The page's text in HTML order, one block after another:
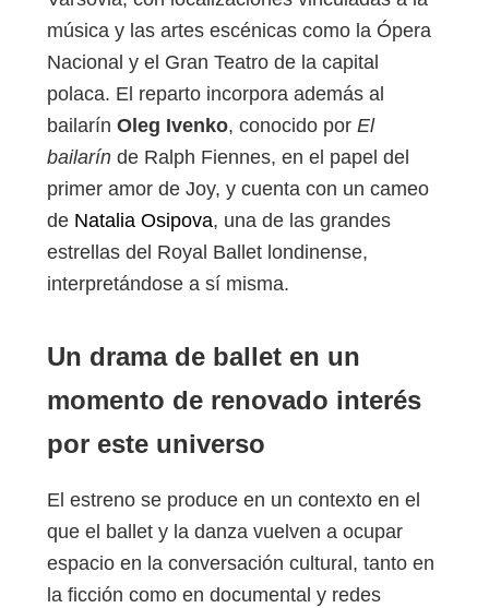
música y las artes escénicas como la Ópera
Nacional y el Gran Teatro de la capital
polaca. El reparto incorpora además al
bailarín Oleg Ivenko, conocido por El
bailarín de Ralph Fiennes, en el papel del
primer amor de Joy, y cuenta con un cameo
de Natalia Osipova, una de las grandes
estrellas del Royal Ballet londinense,
interpretándose a sí misma.
Un drama de ballet en un
momento de renovado interés
por este universo
El estreno se produce en un contexto en el
que el ballet y la danza vuelven a ocupar
espacio en la conversación cultural, tanto en
la ficción como en documental y redes